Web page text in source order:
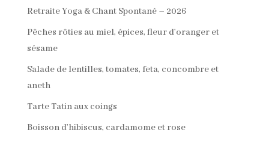
Retraite Yoga & Chant Spontané – 2026
Pêches rôties au miel, épices, fleur d’oranger et
sésame
Salade de lentilles, tomates, feta, concombre et
aneth
Tarte Tatin aux coings
Boisson d’hibiscus, cardamome et rose